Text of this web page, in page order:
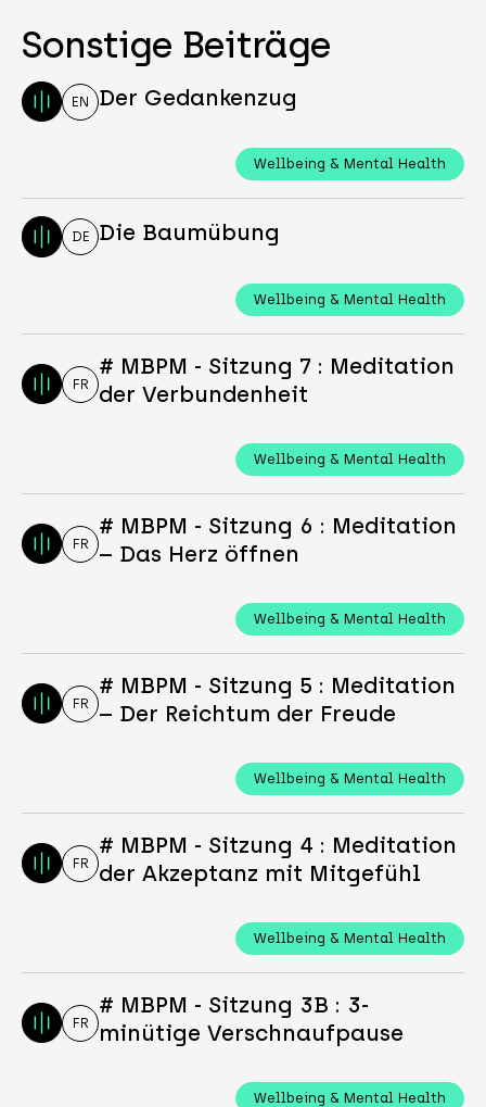
Sonstige Beiträge
EN Der Gedankenzug
Wellbeing & Mental Health
DE Die Baumübung
Wellbeing & Mental Health
FR
# MBPM - Sitzung 7 : Meditation
der Verbundenheit
Wellbeing & Mental Health
FR
# MBPM - Sitzung 6 : Meditation
– Das Herz öffnen
Wellbeing & Mental Health
FR
# MBPM - Sitzung 5 : Meditation
– Der Reichtum der Freude
Wellbeing & Mental Health
FR
# MBPM - Sitzung 4 : Meditation
der Akzeptanz mit Mitgefühl
Wellbeing & Mental Health
FR
# MBPM - Sitzung 3B : 3-
minütige Verschnaufpause
Wellbeing & Mental Health